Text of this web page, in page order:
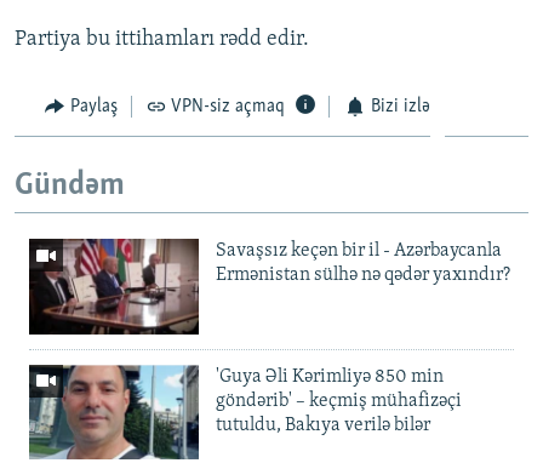
Partiya bu ittihamları rədd edir.
Paylaş VPN-siz açmaq Bizi izlə
Gündəm
Savaşsız keçən bir il - Azərbaycanla
Ermənistan sülhə nə qədər yaxındır?
'Guya Əli Kərimliyə 850 min
göndərib' – keçmiş mühafizəçi
tutuldu, Bakıya verilə bilər